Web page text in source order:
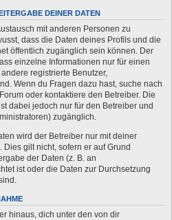
DEINER DATEN
mit anderen Personen zu
dass die Daten deines Profils und die
öffentlich zugänglich sein können. Der
einzelne Informationen nur für einen
registrierte Benutzer,
Wenn du Fragen dazu hast, suche nach
oder kontaktiere den Betreiber. Die
dabei jedoch nur für den Betreiber und
zugänglich.
wird der Betreiber nur mit deiner
gilt nicht, sofern er auf Grund
der Daten (z. B. an
ist oder die Daten zur Durchsetzung
hinaus, dich unter den von dir